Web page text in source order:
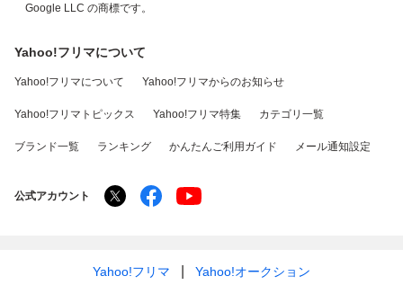
Google LLC の商標です。
Yahoo!フリマについて
Yahoo!フリマについて Yahoo!フリマからのお知らせ
Yahoo!フリマトピックス Yahoo!フリマ特集 カテゴリ一覧
ブランド一覧 ランキング かんたんご利用ガイド メール通知設定
公式アカウント
Yahoo!フリマ Yahoo!オークション